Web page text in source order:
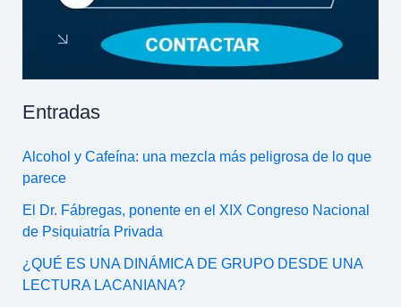
Entradas
Alcohol y Cafeína: una mezcla más peligrosa de lo que
parece
El Dr. Fábregas, ponente en el XIX Congreso Nacional
de Psiquiatría Privada
¿QUÉ ES UNA DINÁMICA DE GRUPO DESDE UNA
LECTURA LACANIANA?